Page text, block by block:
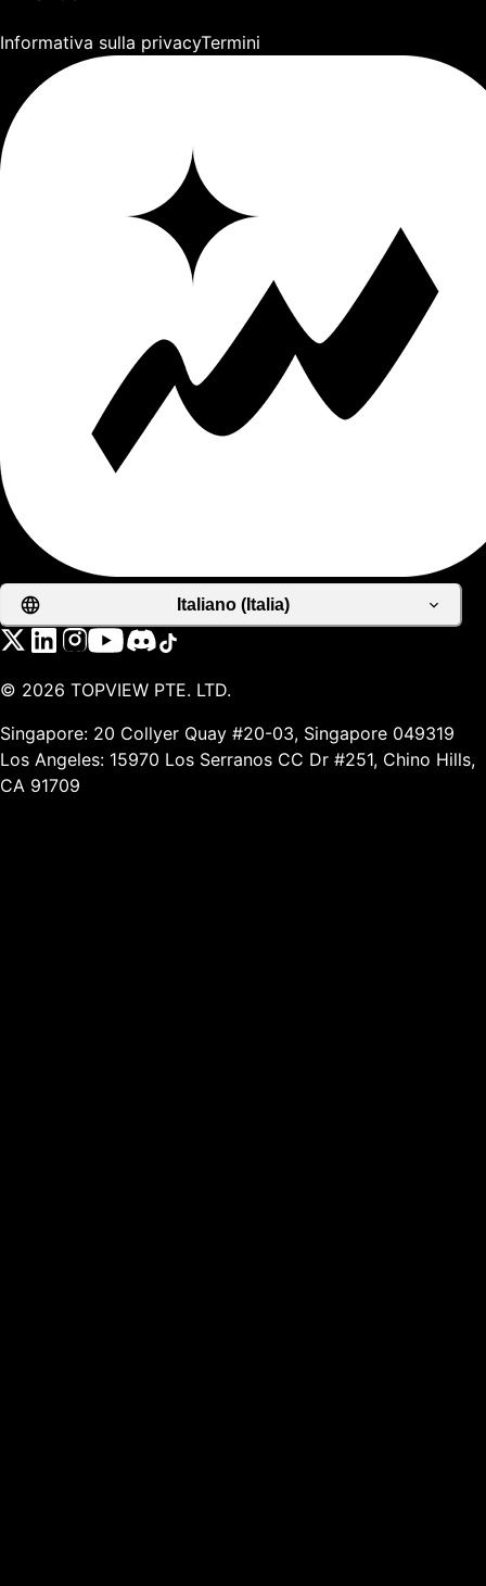
Informativa sulla privacyTermini
Italiano (Italia)
© 2026 TOPVIEW PTE. LTD.
Singapore: 20 Collyer Quay #20-03, Singapore 049319
Los Angeles: 15970 Los Serranos CC Dr #251, Chino Hills,
CA 91709